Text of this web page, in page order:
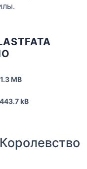
1.3 MB
443.7 kB